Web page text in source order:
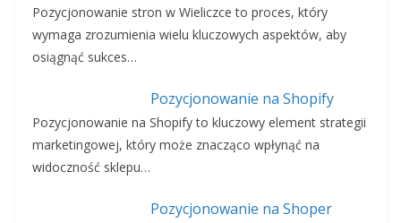
Pozycjonowanie stron w Wieliczce to proces, który
wymaga zrozumienia wielu kluczowych aspektów, aby
osiągnąć sukces…
Pozycjonowanie na Shopify
Pozycjonowanie na Shopify to kluczowy element strategii
marketingowej, który może znacząco wpłynąć na
widoczność sklepu…
Pozycjonowanie na Shoper